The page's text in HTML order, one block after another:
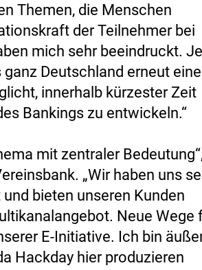
Themen, die Menschen
der Teilnehmer bei
mich sehr beeindruckt.
Deutschland erneut eine
innerhalb kürzester Zeit
Bankings zu entwickeln.“
mit zentraler
„Wir haben uns
bieten unseren Kunden
Neue Wege
E-Initiative. Ich bin
Hackday hier produzieren